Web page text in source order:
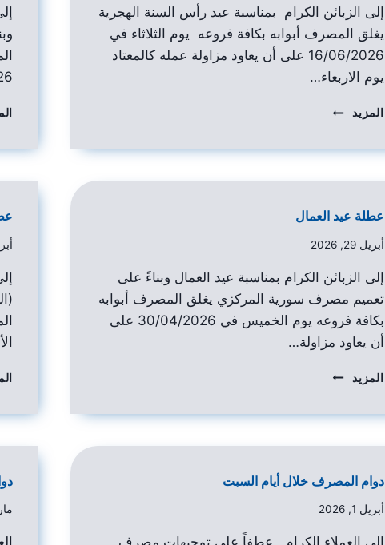
إلى الزبائن الكرام بمناسبة عيد رأس السنة الهجرية
يغلق المصرف أبوابه بكافة فروعه يوم الثلاثاء في
16/06/2026 على أن يعاود مزاولة عمله كالمعتاد
يوم الاربعاء…
المزيد
عطلة عيد العمال
أبريل 29, 2026
إلى الزبائن الكرام بمناسبة عيد العمال وبناءً على
تعميم مصرف سورية المركزي يغلق المصرف أبوابه
بكافة فروعه يوم الخميس في 30/04/2026 على
أن يعاود مزاولة…
المزيد
دوام المصرف خلال أيام السبت
أبريل 1, 2026 مارس